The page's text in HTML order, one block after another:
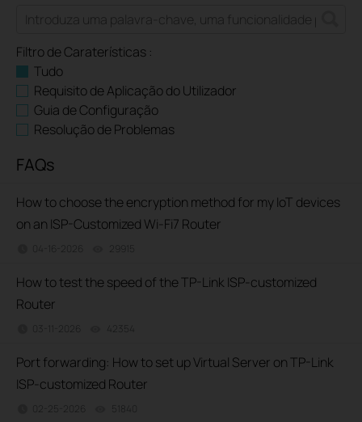
Filtro de Caraterísticas :
Tudo
Requisito de Aplicação do Utilizador
Guia de Configuração
Resolução de Problemas
FAQs
How to choose the encryption method for my IoT devices
on an ISP-Customized Wi-Fi7 Router
04-16-2026 29915
How to test the speed of the TP-Link ISP-customized
Router
03-11-2026 42354
Port forwarding: How to set up Virtual Server on TP-Link
ISP-customized Router
02-25-2026 51840